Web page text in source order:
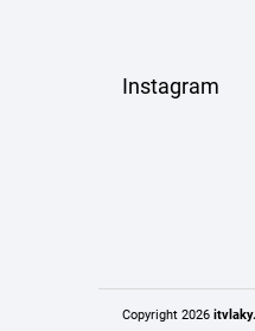
Instagram
Copyright 2026